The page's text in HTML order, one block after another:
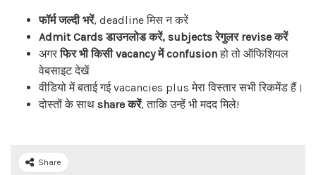
फॉर्म जल्दी भरें, deadline मिस न करें
Admit Cards डाउनलोड करें, subjects रेगुलर revise करें
अगरफिर भी किसी vacancy में confusionहो तो ऑफिशियल
वेबसाइट देखें
वीडियो में बताई गई vacancies plus मेरा विस्तार सभी रिकमेंड हैं।
दोस्तों के साथ share करें, ताकि उन्हें भी मदद मिले!
Share